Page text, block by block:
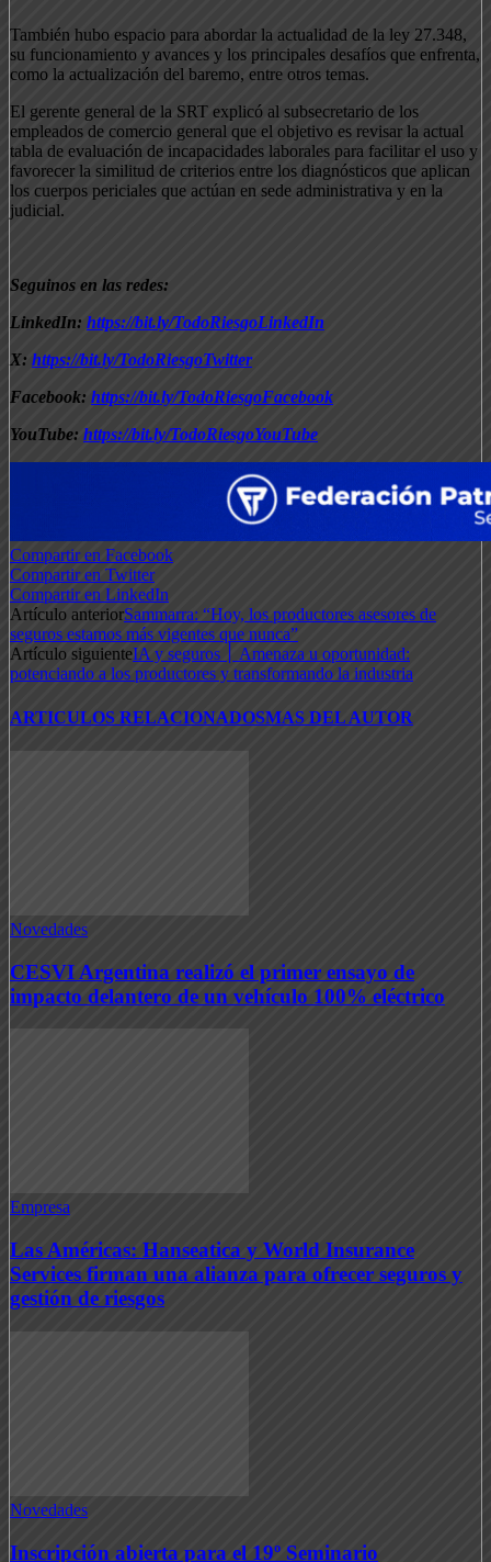
También hubo espacio para abordar la actualidad de la ley 27.348,
su funcionamiento y avances y los principales desafíos que enfrenta,
como la actualización del baremo, entre otros temas.
El gerente general de la SRT explicó al subsecretario de los
empleados de comercio general que el objetivo es revisar la actual
tabla de evaluación de incapacidades laborales para facilitar el uso y
favorecer la similitud de criterios entre los diagnósticos que aplican
los cuerpos periciales que actúan en sede administrativa y en la
judicial.
Seguinos en las redes:
LinkedIn: https://bit.ly/TodoRiesgoLinkedIn
X: https://bit.ly/TodoRiesgoTwitter
Facebook: https://bit.ly/TodoRiesgoFacebook
YouTube: https://bit.ly/TodoRiesgoYouTube
Compartir en Facebook
Compartir en Twitter
Compartir en LinkedIn
Artículo anteriorSammarra: “Hoy, los productores asesores de
seguros estamos más vigentes que nunca”
Artículo siguienteIA y seguros ׀ Amenaza u oportunidad:
potenciando a los productores y transformando la industria
ARTICULOS RELACIONADOSMAS DEL AUTOR
Novedades
CESVI Argentina realizó el primer ensayo de
impacto delantero de un vehículo 100% eléctrico
Empresa
Las Américas: Hanseatica y World Insurance
Services firman una alianza para ofrecer seguros y
gestión de riesgos
Novedades
Inscripción abierta para el 19º Seminario